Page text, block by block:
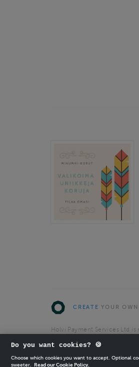
CREATE YOUR
Holvi Payment Services Ltd
Do you want cookies? 🍪
Choose which cookies you want to accept. Optional
sweeter.
Read our Cookie Policy.